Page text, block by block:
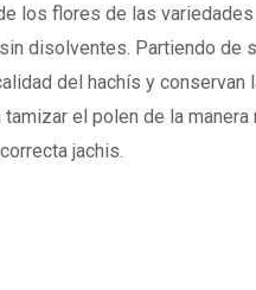
los flores de las
disolventes. Partiendo de
del hachís y conservan
el polen de la manera
jachis.